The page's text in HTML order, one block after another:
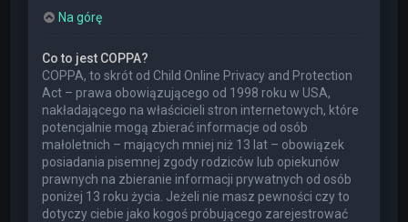
Na górę
Co to jest COPPA?
COPPA, to skrót od Child Online Privacy and Protection
Act – prawa obowiązującego od 1998 roku w USA,
nakładającego na właścicieli stron internetowych, które
potencjalnie mogą zbierać informacje od osób
małoletnich – mających mniej niż 13 lat – obowiązek
posiadania pisemnej zgody rodziców lub opiekunów
prawnych na zbieranie informacji prywatnych od osób
poniżej 13 roku życia. Jeżeli nie masz pewności czy to
dotyczy ciebie jako kogoś próbującego zarejestrować